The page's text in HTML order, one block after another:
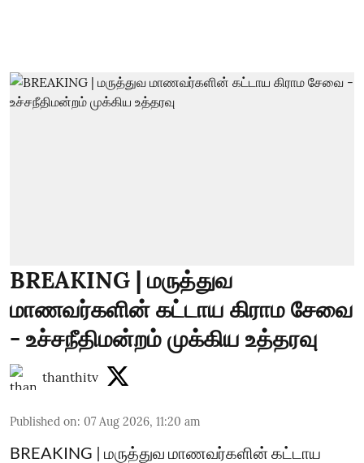
BREAKING | மருத்துவ
மாணவர்களின் கட்டாய கிராம சேவை
- உச்சநீதிமன்றம் முக்கிய உத்தரவு
thanthitv
Published on: 07 Aug 2026, 11:20 am
BREAKING | மருத்துவ மாணவர்களின் கட்டாய